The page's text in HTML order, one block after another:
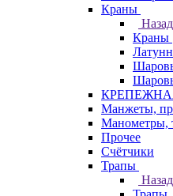
Краны
Назад
Краны
Манжеты,
Манометры,
Прочее
Счётчики
Трапы
Назад